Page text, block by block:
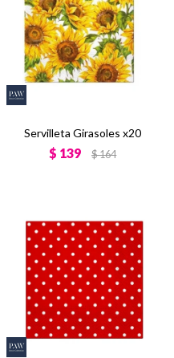
Servilleta Girasoles x20
$ 139 $164